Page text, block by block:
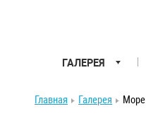
ГАЛЕРЕЯ
Главная
Галерея Море